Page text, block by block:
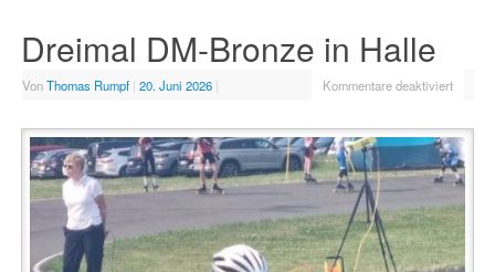
Dreimal DM-Bronze in Halle
VonThomas Rumpf | 20. Juni 2026 | Kommentare deaktiviert